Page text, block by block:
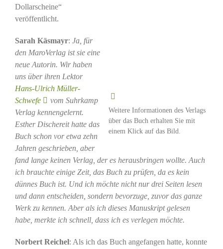
Weitere Informationen des Verlags
über das Buch erhalten Sie mit
einem Klick auf das Bild.
Dollarscheine“
veröffentlicht.
Sarah Käsmayr: Ja, für
den MaroVerlag ist sie eine
neue Autorin. Wir haben
uns über ihren Lektor
Hans-Ulrich Müller-
Schwefe
vom Suhrkamp
Verlag kennengelernt.
Esther Dischereit hatte das
Buch schon vor etwa zehn
Jahren geschrieben, aber
fand lange keinen Verlag, der es herausbringen wollte. Auch
ich brauchte einige Zeit, das Buch zu prüfen, da es kein
dünnes Buch ist. Und ich möchte nicht nur drei Seiten lesen
und dann entscheiden, sondern bevorzuge, zuvor das ganze
Werk zu kennen. Aber als ich dieses Manuskript gelesen
habe, merkte ich schnell, dass ich es verlegen möchte.
Norbert Reichel: Als ich das Buch angefangen hatte, konnte